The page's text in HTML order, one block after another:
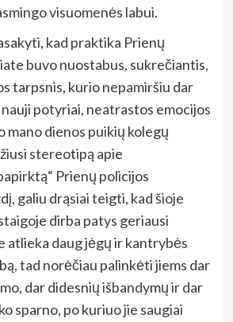
visuomenės labui.
kad praktika Prienų
buvo nuostabus, sukrečiantis,
tarpsnis, kurio nepamiršiu dar
potyriai, neatrastos emocijos
mano dienos puikių kolegų
stereotipą apie
Prienų policijos
galiu drąsiai teigti, kad šioje
dirba patys geriausi
atlieka daug jėgų ir kantrybės
tad norėčiau palinkėti jiems dar
dar didesnių išbandymų ir dar
sparno, po kuriuo jie saugiai